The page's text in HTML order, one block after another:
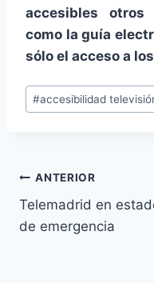
accesibles otros
como la guía
sólo el acceso a
Etiquetas
de
#accesibilidad
Navegación
de
ANTERIOR
Telemadrid en
de emergencia